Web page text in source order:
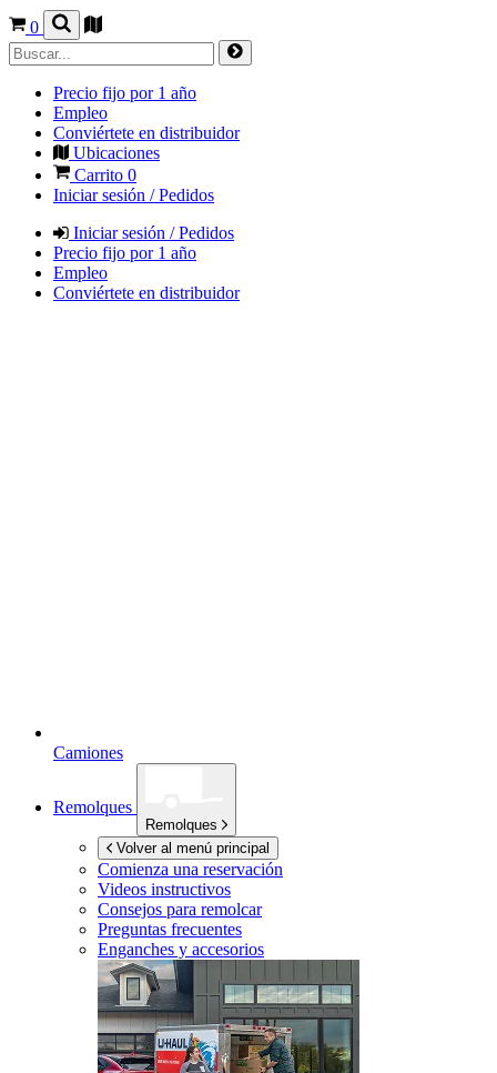
0
Precio fijo por 1 año
Empleo
Conviértete en distribuidor
Ubicaciones
Carrito 0
Iniciar sesión / Pedidos
Iniciar sesión / Pedidos
Precio fijo por 1 año
Empleo
Conviértete en distribuidor
Camiones
Remolques
Remolques
Volver al menú principal
Comienza una reservación
Videos instructivos
Consejos para remolcar
Preguntas frecuentes
Enganches y accesorios